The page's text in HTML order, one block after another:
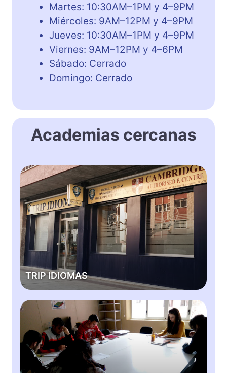
Martes: 10:30AM–1PM y 4–9PM
Miércoles: 9AM–12PM y 4–9PM
Jueves: 10:30AM–1PM y 4–9PM
Viernes: 9AM–12PM y 4–6PM
Sábado: Cerrado
Domingo: Cerrado
Academias cercanas
TRIP IDIOMAS
T
R
P
I
D
I
O
M
A
A
D